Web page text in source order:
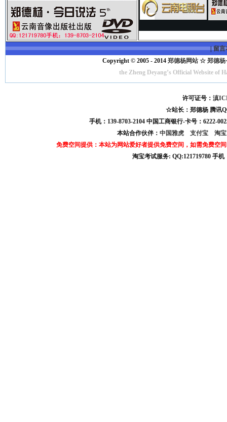
|留言
Copyright © 2005 - 2014 郑德杨网站 ☆ 郑德杨
the Zheng Deyang’s Official Website
许可证号：滇
☆站长：郑德杨 腾讯
手机：139-8703-2104 中国工商银行-卡号：6222-
本站合作伙伴： 中国雅虎 支付宝
淘
免费空间提供：本站为网站爱好者提供免费空间，如需免费空
淘宝考试服务: QQ:121719780 手